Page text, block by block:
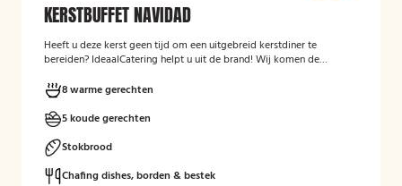
KERSTBUFFET NAVIDAD
Heeft u deze kerst geen tijd om een uitgebreid kerstdiner te
bereiden? IdeaalCatering helpt u uit de brand! Wij komen de
buffetten voor tweede kerstdag (26 december), komen wij op 26
december gekoeld bij u bezorgen.
8 warme gerechten
5 koude gerechten
Stokbrood
Chafing dishes, borden & bestek